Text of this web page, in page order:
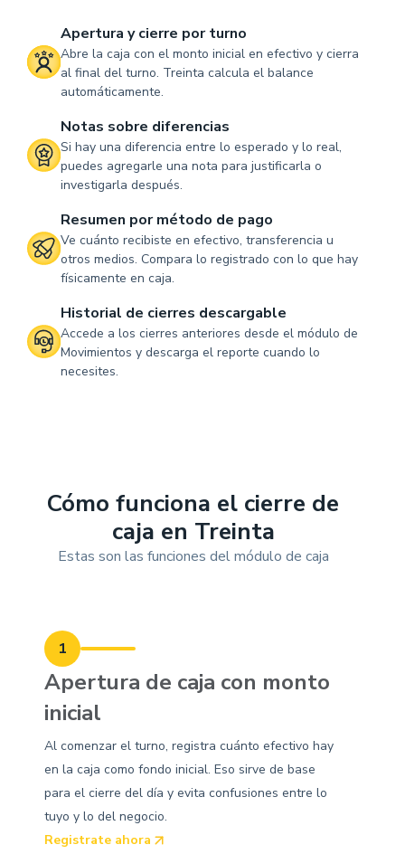
Apertura y cierre por turno
Abre la caja con el monto inicial en efectivo y cierra
al final del turno. Treinta calcula el balance
automáticamente.
Notas sobre diferencias
Si hay una diferencia entre lo esperado y lo real,
puedes agregarle una nota para justificarla o
investigarla después.
Resumen por método de pago
Ve cuánto recibiste en efectivo, transferencia u
otros medios. Compara lo registrado con lo que hay
físicamente en caja.
Historial de cierres descargable
Accede a los cierres anteriores desde el módulo de
Movimientos y descarga el reporte cuando lo
necesites.
Cómo funciona el cierre de
caja en Treinta
Estas son las funciones del módulo de caja
1
Apertura de caja con monto
inicial
Al comenzar el turno, registra cuánto efectivo hay
en la caja como fondo inicial. Eso sirve de base
para el cierre del día y evita confusiones entre lo
tuyo y lo del negocio.
Registrate ahora